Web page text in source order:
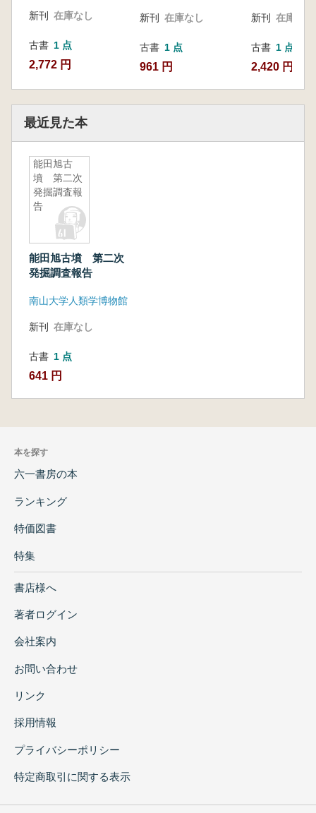
新刊 在庫なし
古書 1 点
2,772 円
新刊 在庫なし
古書 1 点
961 円
新刊 在庫なし
古書 1 点
2,420 円
最近見た本
能田旭古
墳 第二次
発掘調査報
告
能田旭古墳 第二次
発掘調査報告
南山大学人類学博物館
新刊 在庫なし
古書 1 点
641 円
本を探す
六一書房の本
ランキング
特価図書
特集
書店様へ
著者ログイン
会社案内
お問い合わせ
リンク
採用情報
プライバシーポリシー
特定商取引に関する表示